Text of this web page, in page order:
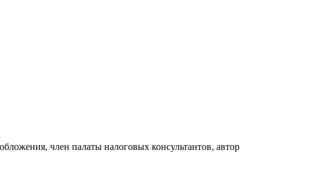
член палаты налоговых консультантов, автор